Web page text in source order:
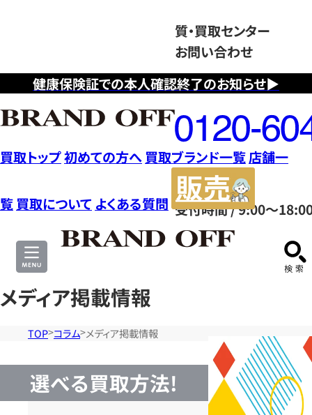
健康保険証での本人確認終了のお知らせ▶
質・買取センター
お問い合わせ
フ
リ
ー
ダ
イ
ヤ
ル
0120604117
受付時間 / 9:00～
買取トップ初めての方へ 買取ブランド一覧店舗一
覧 買取について よくある質問
サ
メディア掲載情報
TOP コラム メディア掲載情報
選べる買取方法!